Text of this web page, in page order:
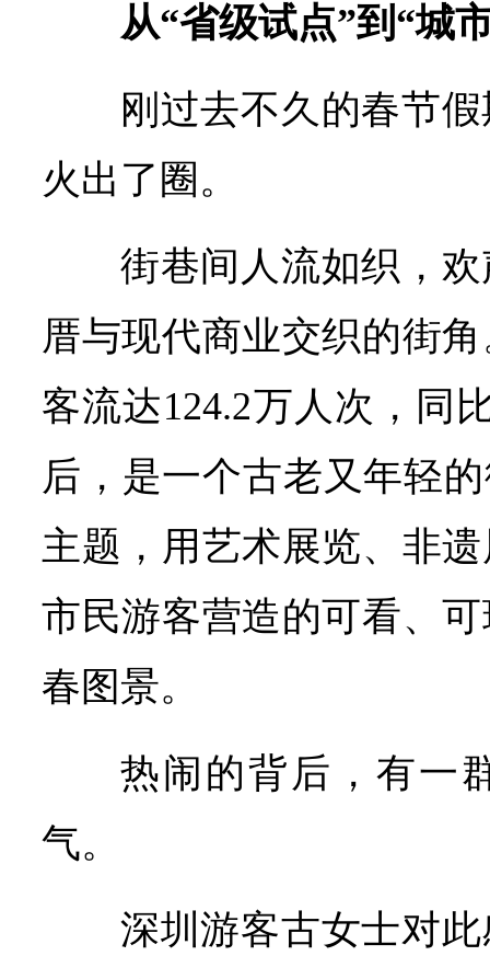
从“省级试点”到“城
刚过去不久的春节
火出了圈。
街巷间人流如织，
厝与现代商业交织的街
客流达124.2万人次，同
后，是一个古老又年轻
主题，用艺术展览、非
市民游客营造的可看、
春图景。
热闹的背后，有一
气。
深圳游客古女士对